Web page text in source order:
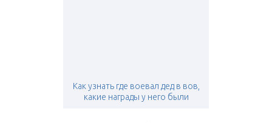
Как узнать где воевал дед в вов,
какие награды у него были